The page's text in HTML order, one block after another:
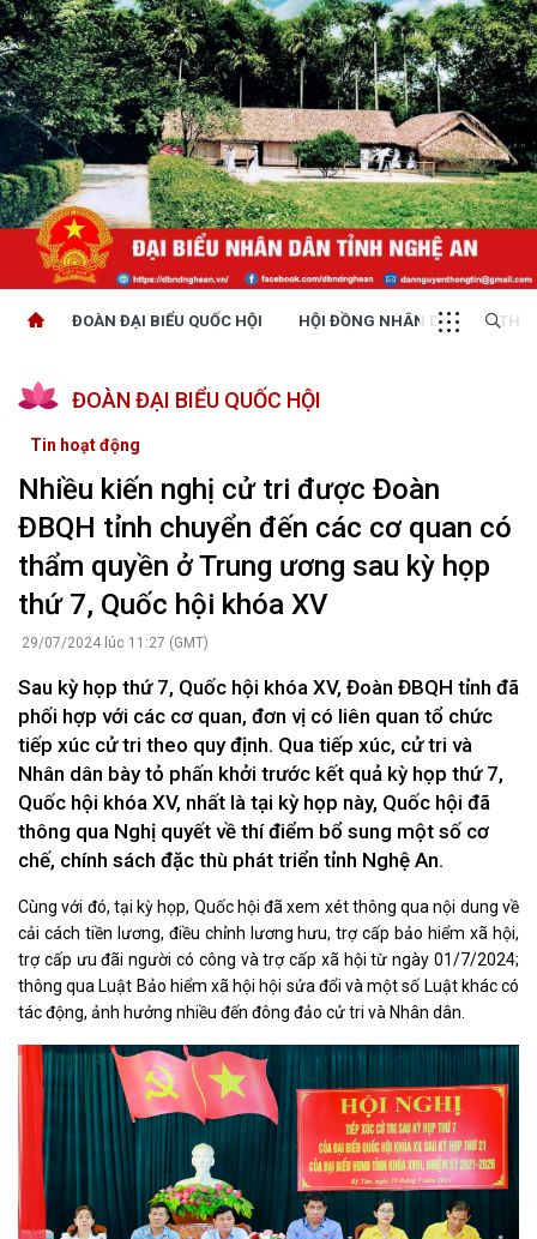
ĐOÀN ĐẠI BIỂU QUỐC HỘI HỘI ĐỒNG NHÂN DÂN
ĐOÀN ĐẠI BIỂU QUỐC HỘI
Tin hoạt động
Nhiều kiến nghị cử tri được Đoàn
ĐBQH tỉnh chuyển đến các cơ quan có
thẩm quyền ở Trung ương sau kỳ họp
thứ 7, Quốc hội khóa XV
29/07/2024 lúc 11:27 (GMT)
Sau kỳ họp thứ 7, Quốc hội khóa XV, Đoàn ĐBQH tỉnh đã
phối hợp với các cơ quan, đơn vị có liên quan tổ chức
tiếp xúc cử tri theo quy định. Qua tiếp xúc, cử tri và
Nhân dân bày tỏ phấn khởi trước kết quả kỳ họp thứ 7,
Quốc hội khóa XV, nhất là tại kỳ họp này, Quốc hội đã
thông qua Nghị quyết về thí điểm bổ sung một số cơ
chế, chính sách đặc thù phát triển tỉnh Nghệ An.
Cùng với đó, tại kỳ họp, Quốc hội đã xem xét thông qua nội dung về
cải cách tiền lương, điều chỉnh lương hưu, trợ cấp bảo hiểm xã hội,
trợ cấp ưu đãi người có công và trợ cấp xã hội từ ngày 01/7/2024;
thông qua Luật Bảo hiểm xã hội hội sửa đổi và một số Luật khác có
tác động, ảnh hưởng nhiều đến đông đảo cử tri và Nhân dân.